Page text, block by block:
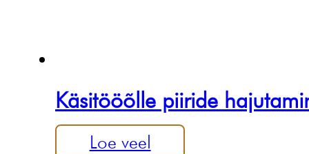
Käsitööõlle piiride
Loe veel